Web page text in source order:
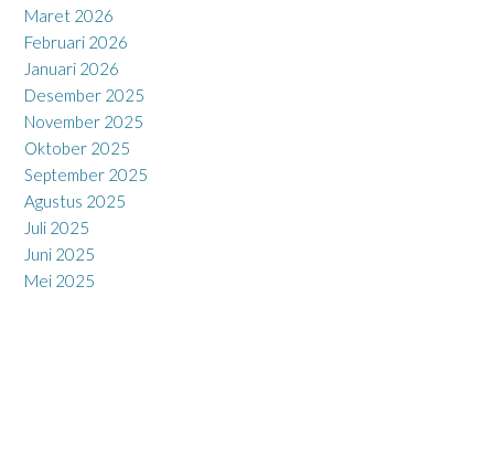
Maret 2026
Februari 2026
Januari 2026
Desember 2025
November 2025
Oktober 2025
September 2025
Agustus 2025
Juli 2025
Juni 2025
Mei 2025